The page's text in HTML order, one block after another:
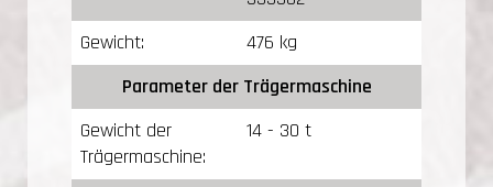
Gewicht:
476 kg
Parameter der Trägermaschine
Gewicht der
Trägermaschine:
14 - 30 t